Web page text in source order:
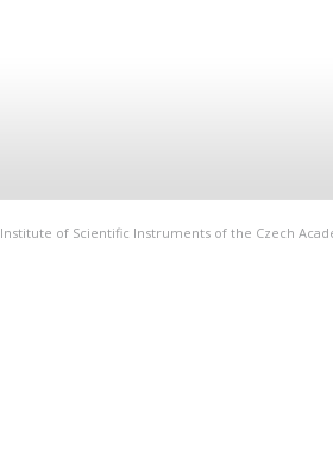
Institute of Scientific Instruments of the Czech